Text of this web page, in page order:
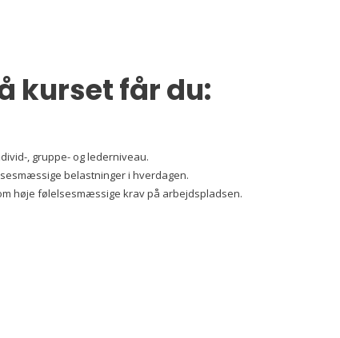
kurset får du:
, gruppe- og lederniveau.
belastninger i hverdagen.
høje følelsesmæssige krav på arbejdspladsen.